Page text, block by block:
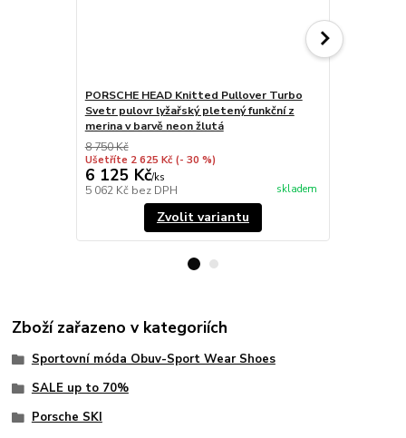
PORSCHE HEAD Knitted Pullover Turbo
Svetr pulovr lyžařský pletený funkční z
merina v barvě neon žlutá
8 750 Kč
Ušetříte 2 625 Kč (- 30 %)
6 125 Kč/ks
5 062 Kč bez DPH skladem
Zvolit variantu
Zboží zařazeno v kategoriích
Sportovní móda Obuv-Sport Wear Shoes
SALE up to 70%
Porsche SKI